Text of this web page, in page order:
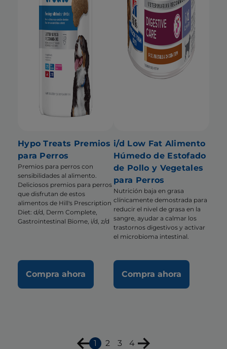
Hypo Treats Premios
para Perros
Premios para perros con
sensibilidades al alimento.
Deliciosos premios para perros
que disfrutan de estos
alimentos de Hill's Prescription
Diet: d/d, Derm Complete,
Gastrointestinal Biome, i/d, z/d
Compra ahora
i/d Low Fat Alimento
Húmedo de Estofado
de Pollo y Vegetales
para Perros
Nutrición baja en grasa
clínicamente demostrada para
reducir el nivel de grasa en la
sangre, ayudar a calmar los
trastornos digestivos y activar
el microbioma intestinal.
Compra ahora
1 2 3 4